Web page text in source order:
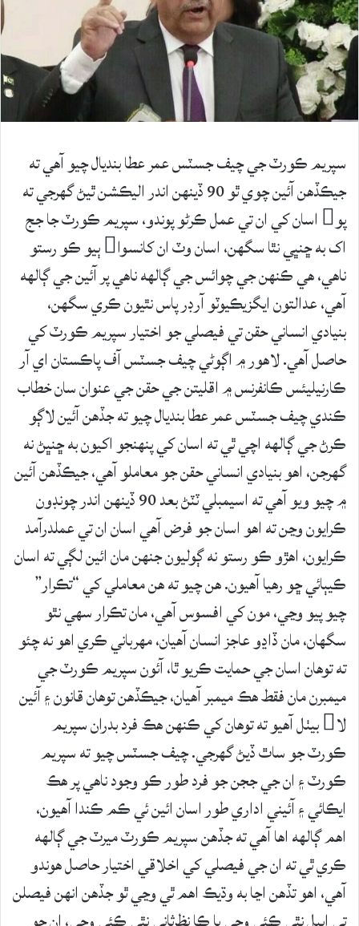
سپريم ڪورٽ جي چيف جسٽس عمر عطا بنديال چيو آهي ته
جيڪڏهن آئين چوي ٿو 90 ڏينهن اندر اليڪشن ٿيڻ گهرجي ته
پو اسان کي ان تي عمل ڪرڻو پوندو، سپريم ڪورٽ جا جج
اک به ڇنڀي نٿا سگهن، اسان وٽ ان کانسوا ٻيو ڪو رستو
ناهي، هي ڪنهن جي چوائس جي ڳالهه ناهي پر آئين جي ڳالهه
آهي، عدالتون ايگزيڪيوٽو آرڊر پاس نٿيون ڪري سگهن،
بنيادي انساني حقن تي فيصلي جو اختيار سپريم ڪورٽ کي
حاصل آهي. لاهور ۾ اڳوڻي چيف جسٽس آف پاڪستان اي آر
ڪارنيليئس ڪانفرنس ۾ اقليتن جي حقن جي عنوان سان خطاب
ڪندي چيف جسٽس عمر عطا بنديال چيو ته جڏهن آئين لاڳو
ڪرڻ جي ڳالهه اچي ٿي ته اسان کي پنهنجو اکيون به ڇنڀڻ نه
گهرجن، اهو بنيادي انساني حقن جو معاملو آهي، جيڪڏهن آئين
۾ چيو ويو آهي ته اسيمبلي ٽٽڻ بعد 90 ڏينهن اندر چونڊون
ڪرايون وڃن ته اهو اسان جو فرض آهي اسان ان تي عملدرآمد
ڪرايون، اهڙو ڪو رستو نه ڳوليون جنهن مان ائين لڳي ته اسان
ڪيٻائي ڇو رهيا آهيون. هن چيو ته هن معاملي کي “تڪرار”
چيو پيو وڃي، مون کي افسوس آهي، مان تڪرار سهي نٿو
سگهان، مان ڏاڍو عاجز انسان آهيان، مهرباني ڪري اهو نه چئو
ته توهان اسان جي حمايت ڪريو ٿا، آئون سپريم ڪورٽ جي
ميمبرن مان فقط هڪ ميمبر آهيان، جيڪڏهن توهان قانون ۽ آئين
لا بيٺل آهيو ته توهان کي ڪنهن هڪ فرد بدران سپريم
ڪورٽ جو ساٿ ڏيڻ گهرجي. چيف جسٽس چيو ته سپريم
ڪورٽ ۽ ان جي ججن جو فرد طور ڪو وجود ناهي پر هڪ
ايڪائي ۽ آئيني اداري طور اسان ائين ئي ڪم ڪندا آهيون،
اهم ڳالهه اها آهي ته جڏهن سپريم ڪورٽ ميرٽ جي ڳالهه
ڪري ٿي ته ان جي فيصلي کي اخلاقي اختيار حاصل هوندو
آهي، اهو تڏهن اڃا به وڌيڪ اهم ٿي وڃي ٿو جڏهن انهن فيصلن